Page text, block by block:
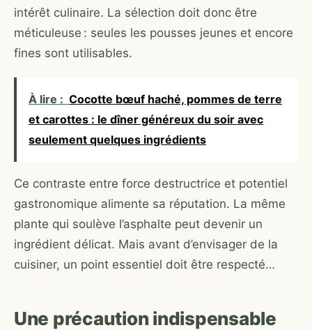
intérêt culinaire. La sélection doit donc être
méticuleuse : seules les pousses jeunes et encore
fines sont utilisables.
À lire : Cocotte bœuf haché, pommes de terre
et carottes : le dîner généreux du soir avec
seulement quelques ingrédients
Ce contraste entre force destructrice et potentiel
gastronomique alimente sa réputation. La même
plante qui soulève l’asphalte peut devenir un
ingrédient délicat. Mais avant d’envisager de la
cuisiner, un point essentiel doit être respecté…
Une précaution indispensable